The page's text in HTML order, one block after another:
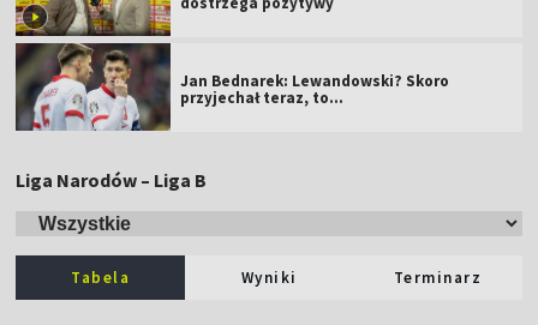
Jan Bednarek: Lewandowski? Skoro
przyjechał teraz, to…
Liga Narodów – Liga B
Tabela Wyniki Terminarz